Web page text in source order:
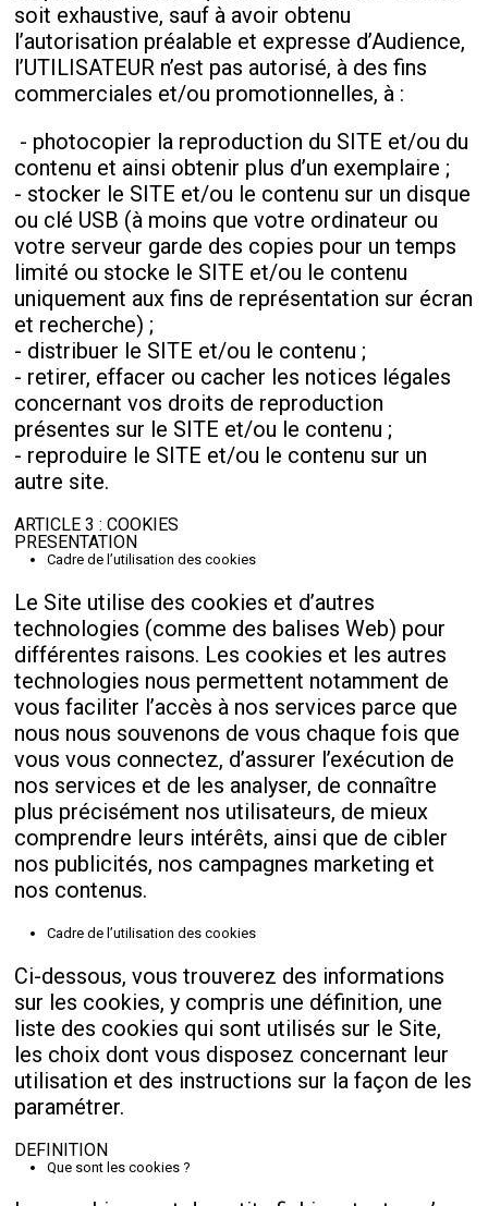
soit exhaustive, sauf à avoir obtenu
l’autorisation préalable et expresse d’Audience,
l’UTILISATEUR n’est pas autorisé, à des fins
commerciales et/ou promotionnelles, à :
- photocopier la reproduction du SITE et/ou du
contenu et ainsi obtenir plus d’un exemplaire ;
- stocker le SITE et/ou le contenu sur un disque
ou clé USB (à moins que votre ordinateur ou
votre serveur garde des copies pour un temps
limité ou stocke le SITE et/ou le contenu
uniquement aux fins de représentation sur écran
et recherche) ;
- distribuer le SITE et/ou le contenu ;
- retirer, effacer ou cacher les notices légales
concernant vos droits de reproduction
présentes sur le SITE et/ou le contenu ;
- reproduire le SITE et/ou le contenu sur un
autre site.
ARTICLE 3 : COOKIES
PRESENTATION
Cadre de l’utilisation des cookies
Le Site utilise des cookies et d’autres
technologies (comme des balises Web) pour
différentes raisons. Les cookies et les autres
technologies nous permettent notamment de
vous faciliter l’accès à nos services parce que
nous nous souvenons de vous chaque fois que
vous vous connectez, d’assurer l’exécution de
nos services et de les analyser, de connaître
plus précisément nos utilisateurs, de mieux
comprendre leurs intérêts, ainsi que de cibler
nos publicités, nos campagnes marketing et
nos contenus.
Cadre de l’utilisation des cookies
Ci-dessous, vous trouverez des informations
sur les cookies, y compris une définition, une
liste des cookies qui sont utilisés sur le Site,
les choix dont vous disposez concernant leur
utilisation et des instructions sur la façon de les
paramétrer.
DEFINITION
Que sont les cookies ?